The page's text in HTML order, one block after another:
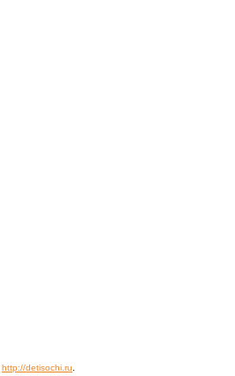
http://detisochi.ru